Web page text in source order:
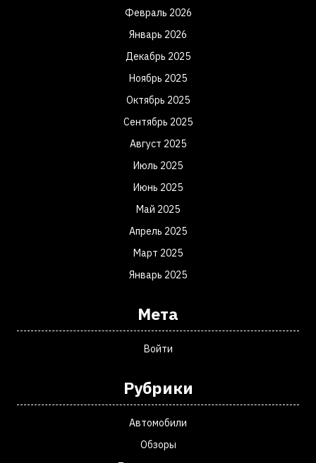
Февраль 2026
Январь 2026
Декабрь 2025
Ноябрь 2025
Октябрь 2025
Сентябрь 2025
Август 2025
Июль 2025
Июнь 2025
Май 2025
Апрель 2025
Март 2025
Январь 2025
Мета
Войти
Рубрики
Автомобили
Обзоры